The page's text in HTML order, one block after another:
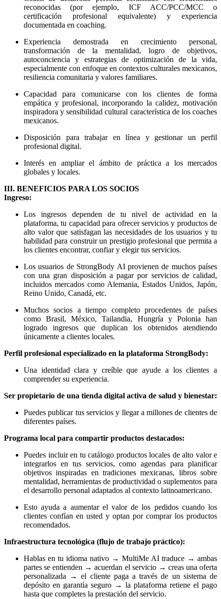
reconocidas (por ejemplo, ICF ACC/PCC/MCC o
certificación profesional equivalente) y experiencia
documentada en coaching.
Experiencia demostrada en crecimiento personal,
transformación de la mentalidad, logro de objetivos,
autoconciencia y estrategias de optimización de la vida,
especialmente con enfoque en contextos culturales mexicanos,
resiliencia comunitaria y valores familiares.
Capacidad para comunicarse con los clientes de forma
empática y profesional, incorporando la calidez, motivación
inspiradora y sensibilidad cultural característica de los coaches
mexicanos.
Disposición para trabajar en línea y gestionar un perfil
profesional digital.
Interés en ampliar el ámbito de práctica a los mercados
globales y locales.
III. BENEFICIOS PARA LOS SOCIOS
Ingreso:
Los ingresos dependen de tu nivel de actividad en la
plataforma, tu capacidad para ofrecer servicios y productos de
alto valor que satisfagan las necesidades de los usuarios y tu
habilidad para construir un prestigio profesional que permita a
los clientes encontrar, confiar y elegir tus servicios.
Los usuarios de StrongBody AI provienen de muchos países
con una gran disposición a pagar por servicios de calidad,
incluidos mercados como Alemania, Estados Unidos, Japón,
Reino Unido, Canadá, etc.
Muchos socios a tiempo completo procedentes de países
como Brasil, México, Tailandia, Hungría y Polonia han
logrado ingresos que duplican los obtenidos atendiendo
únicamente a clientes locales.
Perfil profesional especializado en la plataforma StrongBody:
Una identidad clara y creíble que ayude a los clientes a
comprender su experiencia.
Ser propietario de una tienda digital activa de salud y bienestar:
Puedes publicar tus servicios y llegar a millones de clientes de
diferentes países.
Programa local para compartir productos destacados:
Puedes incluir en tu catálogo productos locales de alto valor e
integrarlos en tus servicios, como agendas para planificar
objetivos inspiradas en tradiciones mexicanas, libros sobre
mentalidad, herramientas de productividad o suplementos para
el desarrollo personal adaptados al contexto latinoamericano.
Esto ayuda a aumentar el valor de los pedidos cuando los
clientes confían en usted y optan por comprar los productos
recomendados.
Infraestructura tecnológica (flujo de trabajo práctico):
Hablas en tu idioma nativo → MultiMe AI traduce → ambas
partes se entienden → acuerdan el servicio → creas una oferta
personalizada → el cliente paga a través de un sistema de
depósito en garantía seguro → la plataforma retiene el pago
hasta que completes la prestación del servicio.